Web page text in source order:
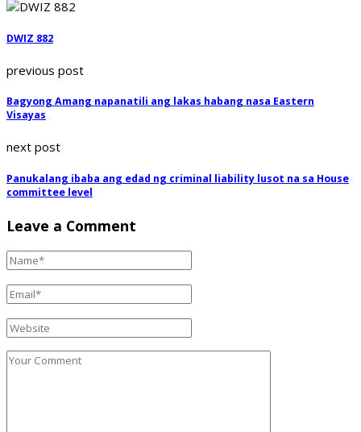
DWIZ 882
previous post
Bagyong Amang napanatili ang lakas habang nasa Eastern
Visayas
next post
Panukalang ibaba ang edad ng criminal liability lusot na sa House
committee level
Leave a Comment